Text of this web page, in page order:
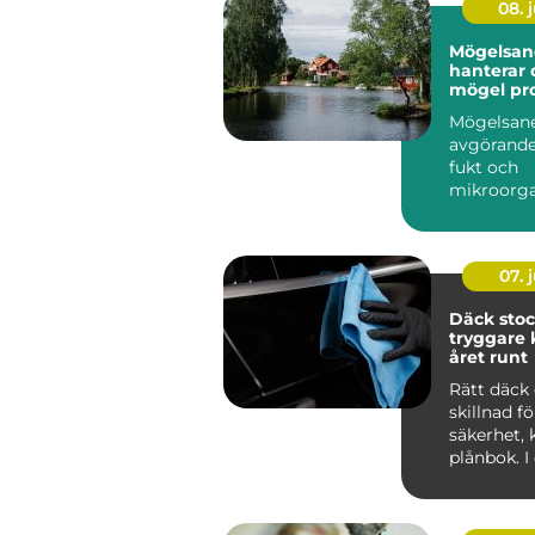
08.
hanterar
mögel
fukt och
07.
Däck
tryggare
året runt
Rätt
skillnad
säkerhet,
plånbok. I
tvä...